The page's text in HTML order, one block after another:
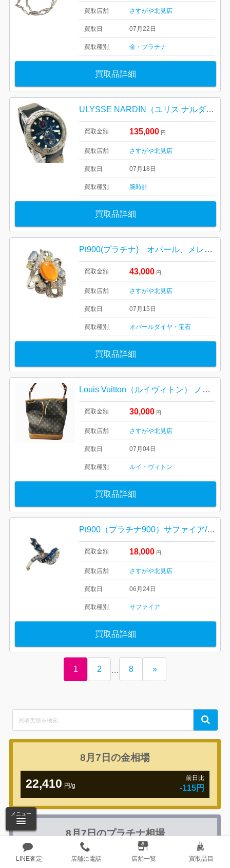
メニュー
LINE査定 店舗に電話 店舗一覧 買取品目
買取店舗 さすがや北見店
買取日 07月22日
買取種別 金・プラチナ
買取品詳細
ULYSSE NARDIN（ユリス ナルダン）マリーンダイバー 不動品
買取金額 135,000 円
買取店舗 さすがや北見店
買取日 07月18日
買取種別 腕時計
買取品詳細
Pt900(プラチナ) オパール、メレダイヤ リング
買取金額 43,000 円
買取店舗 さすがや北見店
買取日 07月15日
買取種別 オパールダイヤ・宝石
買取品詳細
Louis Vuitton（ルイヴィトン） ノエ モノグラム
買取金額 30,000 円
買取店舗 さすがや北見店
買取日 07月04日
買取種別 ルイ・ヴィトン
買取品詳細
Pt900（プラチナ900）サファイア/メレダイヤモンド 付き リング
買取金額 18,000 円
買取店舗 さすがや北見店
買取日 06月24日
買取種別 サファイア
買取品詳細
1 2 … 8 »
for:
Search
8月7日の金相場
22,410 円/g
前日比
-115円
8月7日のプラチナ相場
8,527 -74円